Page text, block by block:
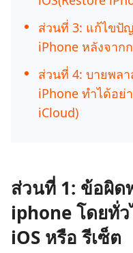
ส่วนที่ 3: แก้ไขปั
iPhone หลังจาก
ส่วนที่ 4: บายพล
iPhone ทำได้อย่
iCloud)
ส่วนที่ 1: ข้อผิด
iphone โดยทั่
iOS หรือ รีเซ็ต